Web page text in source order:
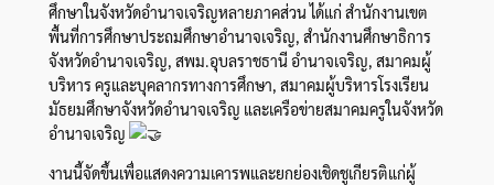
ศึกษาในจังหวัดอำนาจเจริญหลายภาคส่วน ได้แก่ สำนักงานเขต
พื้นที่การศึกษาประถมศึกษาอำนาจเจริญ, สำนักงานศึกษาธิการ
จังหวัดอำนาจเจริญ, สพม.อุบลราชธานี อำนาจเจริญ, สมาคมผู้
บริหาร ครูและบุคลากรทางการศึกษา, สมาคมผู้บริหารโรงเรียน
มัธยมศึกษาจังหวัดอำนาจเจริญ และเครือข่ายสมาคมครูในจังหวัด
อำนาจเจริญ
งานนี้จัดขึ้นเพื่อแสดงความเคารพและยกย่องเชิดชูเกียรติแก่ผู้